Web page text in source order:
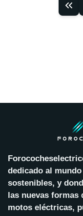
dedicado al
sostenibles, y
las nuevas formas
motos eléctricas,